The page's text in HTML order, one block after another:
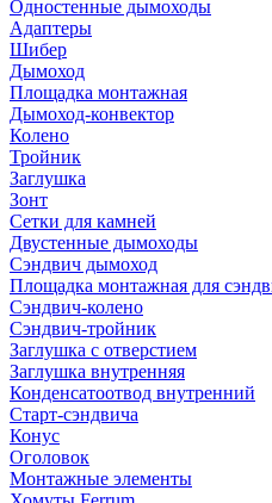
Одностенные дымоходы
Адаптеры
Шибер
Дымоход
Площадка монтажная
Дымоход-конвектор
Колено
Тройник
Заглушка
Зонт
Сетки для камней
Двустенные дымоходы
Сэндвич дымоход
Площадка монтажная для
Сэндвич-колено
Сэндвич-тройник
Заглушка с отверстием
Заглушка внутренняя
Конденсатоотвод внутренний
Старт-сэндвича
Конус
Оголовок
Монтажные элементы